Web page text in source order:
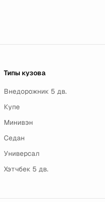
Типы кузова
Внедорожник 5 дв.
Купе
Минивэн
Седан
Универсал
Хэтчбек 5 дв.